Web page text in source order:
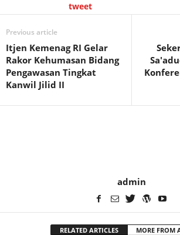
tweet
Previous article
Itjen Kemenag RI Gelar
Rakor Kehumasan Bidang
Pengawasan Tingkat
Kanwil Jilid II
admin
RELATED ARTICLES MORE FROM